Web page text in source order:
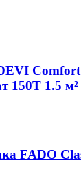
Comfort
150T 1.5 м²
FADO